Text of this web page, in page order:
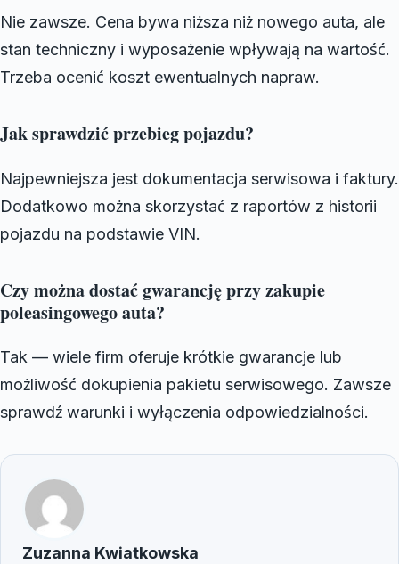
Nie zawsze. Cena bywa niższa niż nowego auta, ale
stan techniczny i wyposażenie wpływają na wartość.
Trzeba ocenić koszt ewentualnych napraw.
Jak sprawdzić przebieg pojazdu?
Najpewniejsza jest dokumentacja serwisowa i faktury.
Dodatkowo można skorzystać z raportów z historii
pojazdu na podstawie VIN.
Czy można dostać gwarancję przy zakupie
poleasingowego auta?
Tak — wiele firm oferuje krótkie gwarancje lub
możliwość dokupienia pakietu serwisowego. Zawsze
sprawdź warunki i wyłączenia odpowiedzialności.
Zuzanna Kwiatkowska